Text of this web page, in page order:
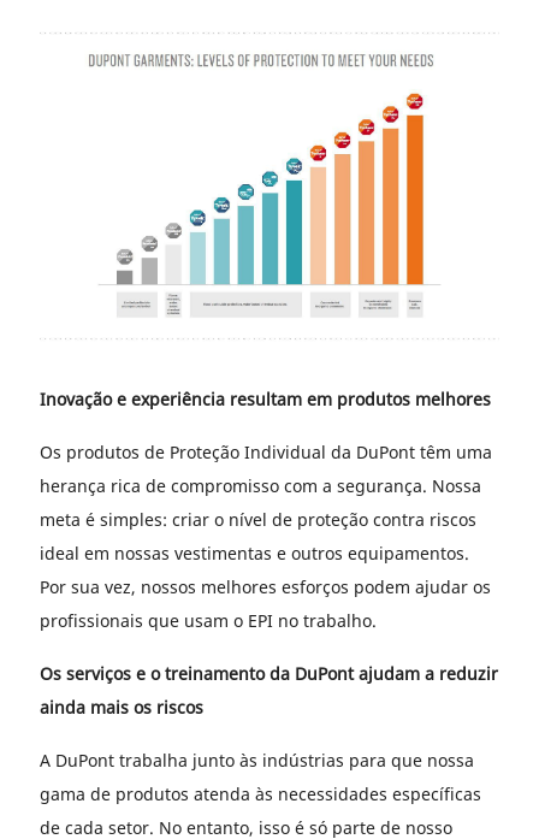
Inovação e experiência resultam em produtos melhores
Os produtos de Proteção Individual da DuPont têm uma
herança rica de compromisso com a segurança. Nossa
meta é simples: criar o nível de proteção contra riscos
ideal em nossas vestimentas e outros equipamentos.
Por sua vez, nossos melhores esforços podem ajudar os
profissionais que usam o EPI no trabalho.
Os serviços e o treinamento da DuPont ajudam a reduzir
ainda mais os riscos
A DuPont trabalha junto às indústrias para que nossa
gama de produtos atenda às necessidades específicas
de cada setor. No entanto, isso é só parte de nosso